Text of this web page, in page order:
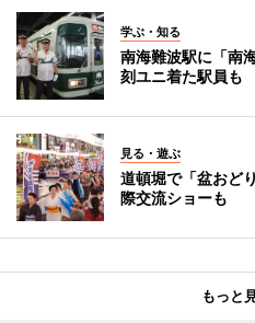
学ぶ・知る
南海難波駅に「南
刻ユニ着た駅員も
見る・遊ぶ
道頓堀で「盆おど
際交流ショーも
もっと